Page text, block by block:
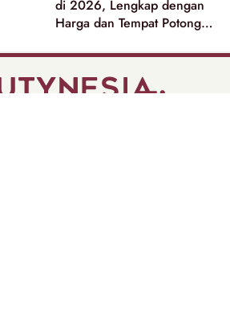
di 2026, Lengkap dengan
Harga dan Tempat Potong